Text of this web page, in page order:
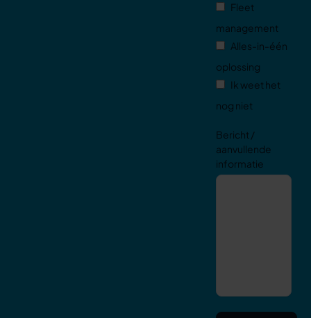
Fleet
management
Alles-in-één
oplossing
Ik weet het
nog niet
Bericht /
aanvullende
informatie